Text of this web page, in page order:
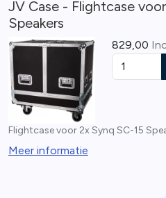
JV Case - Flightcase
Speakers
829,00
Flightcase voor 2x Synq SC-15
Meer informatie